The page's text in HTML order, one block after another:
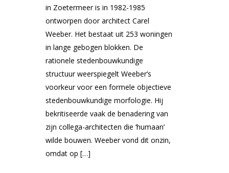
in Zoetermeer is in 1982-1985
ontworpen door architect Carel
Weeber. Het bestaat uit 253 woningen
in lange gebogen blokken. De
rationele stedenbouwkundige
structuur weerspiegelt Weeber’s
voorkeur voor een formele objectieve
stedenbouwkundige morfologie. Hij
bekritiseerde vaak de benadering van
zijn collega-architecten die ‘humaan’
wilde bouwen. Weeber vond dit onzin,
omdat op […]